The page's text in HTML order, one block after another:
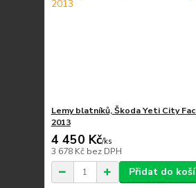
Lemy blatníků, Škoda Yeti City
2013
4 450 Kč/ks
3 678 Kč bez DPH
Přidat do